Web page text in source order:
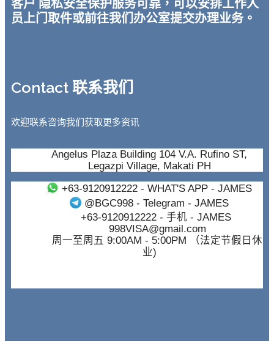
客户 隐私安全保护服务可靠，可以安排工作人
员上门取件或前往我们办公室提交办理业务。
Contact 联系我们
欢迎联系咨询我们获取更多资讯
Angelus Plaza Building 104 V.A. Rufino ST,
Legazpi Village, Makati PH
+63-9120912222- WHAT'S APP - JAMES
@BGC998 - Telegram - JAMES
+63-9120912222- 手机 - JAMES
998VISA@gmail.com
周一至周五 9:00AM - 5:00PM （法定节假日休
业)